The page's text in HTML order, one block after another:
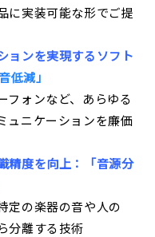
に実装可能な形でご提
ョンを実現するソフト
低減」
フォンなど、あらゆる
ュニケーションを廉価
精度を向上：「音源分
定の楽器の音や人の
分離する技術